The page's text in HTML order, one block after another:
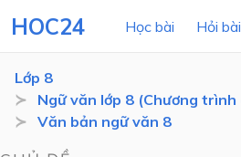
HOC24 Học bài Hỏi bài
LỚP HỌC
Lớp 8
Ngữ văn lớp 8 (Chương trình
Văn bản ngữ văn 8